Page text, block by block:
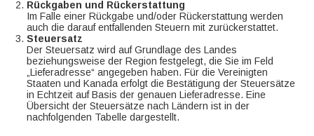
Rückgaben und Rückerstattung
Im Falle einer Rückgabe und/oder Rückerstattung werden
auch die darauf entfallenden Steuern mit zurückerstattet.
Steuersatz
Der Steuersatz wird auf Grundlage des Landes
beziehungsweise der Region festgelegt, die Sie im Feld
„Lieferadresse“ angegeben haben. Für die Vereinigten
Staaten und Kanada erfolgt die Bestätigung der Steuersätze
in Echtzeit auf Basis der genauen Lieferadresse. Eine
Übersicht der Steuersätze nach Ländern ist in der
nachfolgenden Tabelle dargestellt.